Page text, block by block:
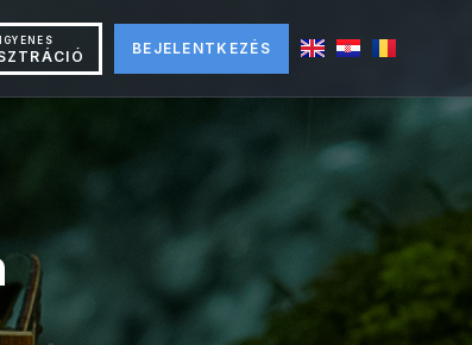
BEJELENTKEZÉS